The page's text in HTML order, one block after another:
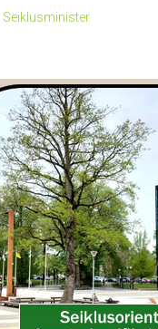
Seiklusminister